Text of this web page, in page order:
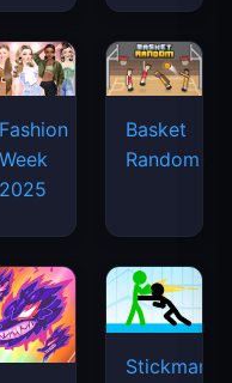
Fashion
Week
2025
Basket
Random
Stickman